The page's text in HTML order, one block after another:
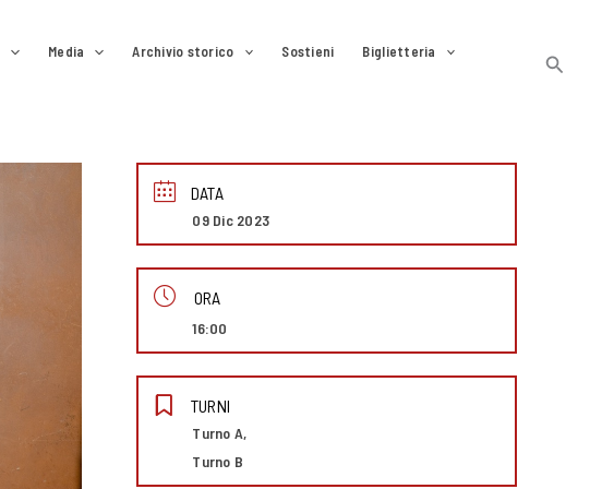
Media Archivio storico Sostieni
Biglietteria
Cerca
DATA
09 Dic 2023
ORA
16:00
TURNI
Turno A,
Turno B